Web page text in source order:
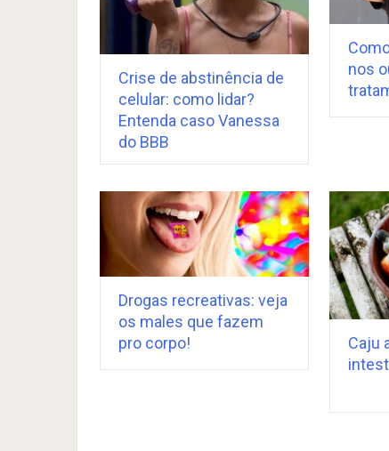
Crise de abstinência de
celular: como lidar?
Entenda caso Vanessa
do BBB
nos
Drogas recreativas: veja
os males que fazem
pro corpo!
Caju